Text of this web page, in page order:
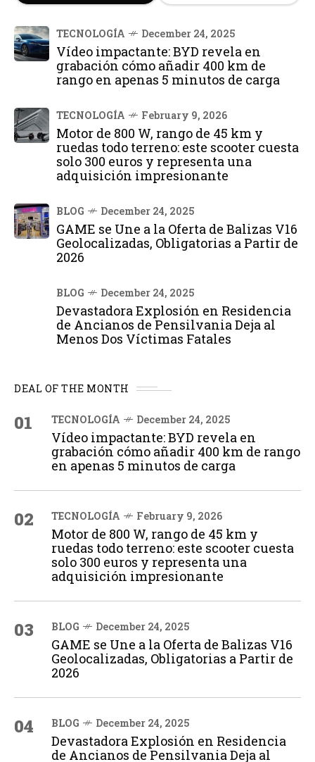
TECNOLOGÍA December 24, 2025
Vídeo impactante: BYD revela en
grabación cómo añadir 400 km de
rango en apenas 5 minutos de carga
TECNOLOGÍA February 9, 2026
Motor de 800 W, rango de 45 km y
ruedas todo terreno: este scooter cuesta
solo 300 euros y representa una
adquisición impresionante
BLOG December 24, 2025
GAME se Une a la Oferta de Balizas V16
Geolocalizadas, Obligatorias a Partir de
2026
BLOG December 24, 2025
Devastadora Explosión en Residencia
de Ancianos de Pensilvania Deja al
Menos Dos Víctimas Fatales
DEAL OF THE MONTH
01 TECNOLOGÍA December 24, 2025
Vídeo impactante: BYD revela en
grabación cómo añadir 400 km de rango
en apenas 5 minutos de carga
02 TECNOLOGÍA February 9, 2026
Motor de 800 W, rango de 45 km y
ruedas todo terreno: este scooter cuesta
solo 300 euros y representa una
adquisición impresionante
03 BLOG December 24, 2025
GAME se Une a la Oferta de Balizas V16
Geolocalizadas, Obligatorias a Partir de
2026
04 BLOG December 24, 2025
Devastadora Explosión en Residencia
de Ancianos de Pensilvania Deja al